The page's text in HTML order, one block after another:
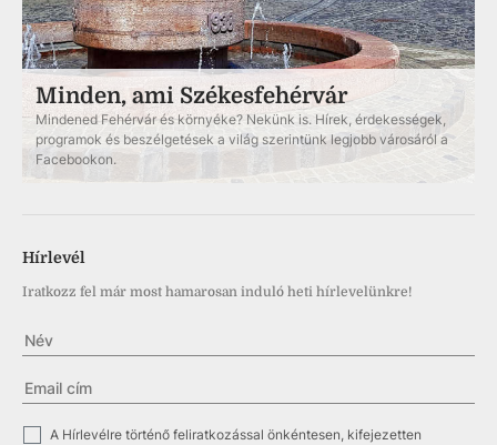
Minden, ami Székesfehérvár
Mindened Fehérvár és környéke? Nekünk is. Hírek, érdekességek,
programok és beszélgetések a világ szerintünk legjobb városáról a
Facebookon.
Hírlevél
Iratkozz fel már most hamarosan induló heti hírlevelünkre!
A Hírlevélre történő feliratkozással önkéntesen, kifejezetten